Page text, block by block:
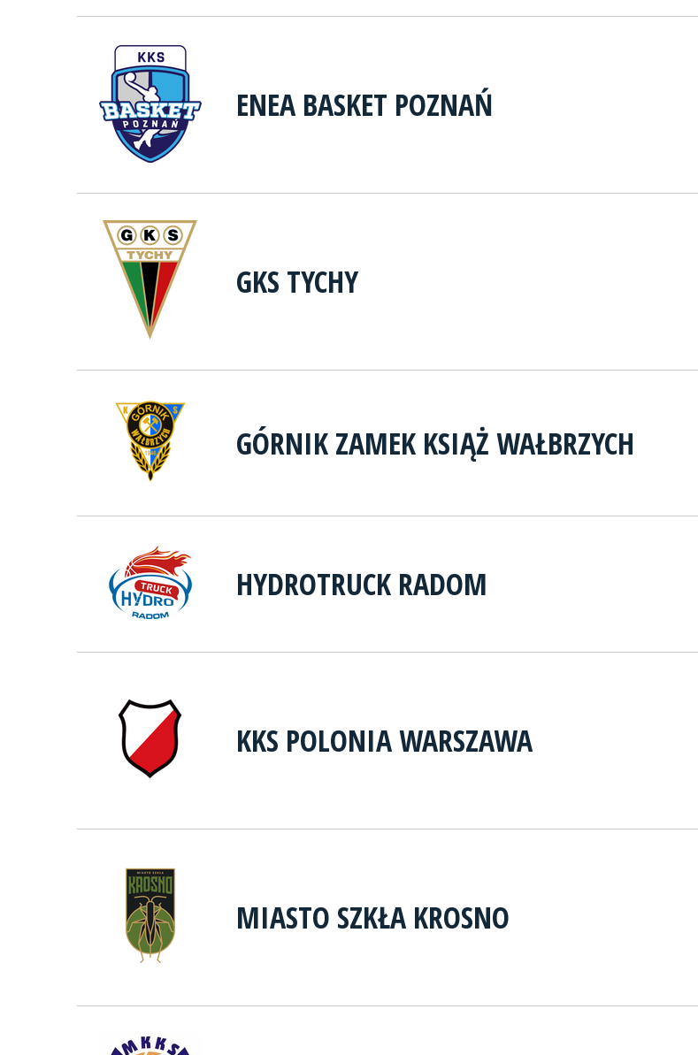
ENEA BASKET POZNAŃ
GKS TYCHY
GÓRNIK ZAMEK KSIĄŻ WAŁBRZYCH
HYDROTRUCK RADOM
KKS POLONIA WARSZAWA
MIASTO SZKŁA KROSNO